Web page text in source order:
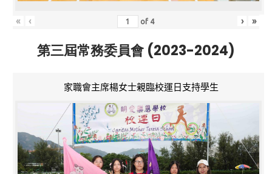
« ‹ of 4 › »
第三屆常務委員會 (2023-2024)
家職會主席楊女士親臨校運日支持學生